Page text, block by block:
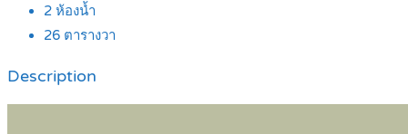
2 ห้องน้ำ
26 ตารางวา
Description